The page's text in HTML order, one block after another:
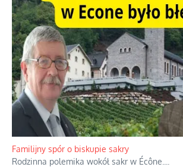
Familijny spór o biskupie sakry
Rodzinna polemika wokół sakr w Écône.